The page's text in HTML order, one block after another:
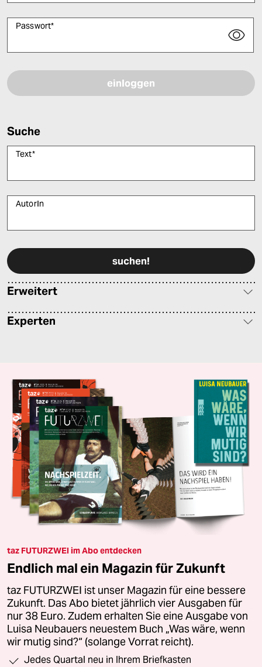
Passwort*
Suche
Text*
AutorIn
Erweitert
Experten
taz FUTURZWEI im Abo entdecken
Endlich mal ein Magazin für Zukunft
taz FUTURZWEI ist unser Magazin für eine bessere
Zukunft. Das Abo bietet jährlich vier Ausgaben für
nur 38 Euro. Zudem erhalten Sie eine Ausgabe von
Luisa Neubauers neuestem Buch „Was wäre, wenn
wir mutig sind?“ (solange Vorrat reicht).
Jedes Quartal neu in Ihrem Briefkasten